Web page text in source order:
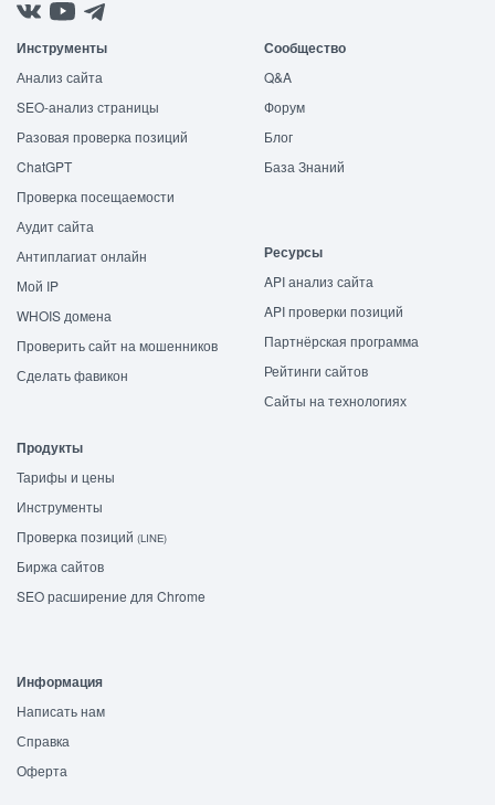
Инструменты
Анализ сайта
SEO-анализ страницы
Разовая проверка позиций
ChatGPT
Проверка посещаемости
Аудит сайта
Антиплагиат онлайн
Мой IP
WHOIS домена
Проверить сайт на мошенников
Сделать фавикон
Сообщество
Q&A
Форум
Блог
База Знаний
Ресурсы
API анализ сайта
API проверки позиций
Партнёрская программа
Рейтинги сайтов
Сайты на технологиях
Продукты
Тарифы и цены
Инструменты
Проверка позиций (LINE)
Биржа сайтов
SEO расширение для Chrome
Информация
Написать нам
Справка
Оферта